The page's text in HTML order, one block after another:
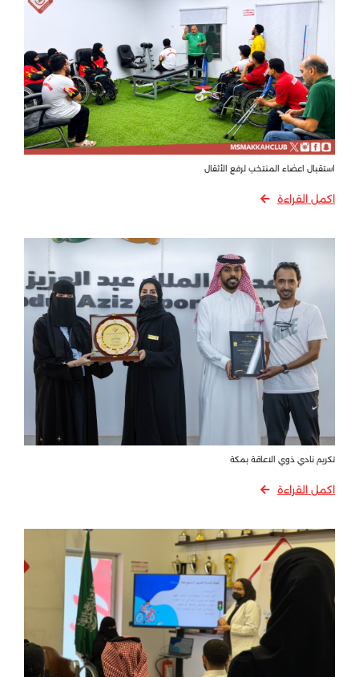
استقبال اعضاء المنتخب لرفع الأثقال
اكمل القراءة
تكريم نادي ذوي الاعاقة بمكة
اكمل القراءة